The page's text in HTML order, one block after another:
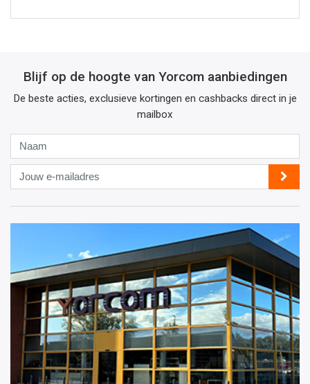
Blijf op de hoogte van Yorcom aanbiedingen
De beste acties, exclusieve kortingen en cashbacks direct in je
mailbox
Jouw
e-
mailadres